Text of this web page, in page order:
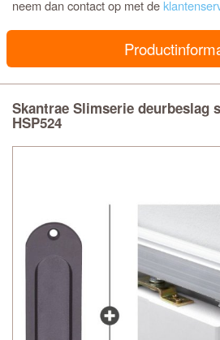
neem dan contact op met de
Skantrae Slimserie deurbeslag
HSP524